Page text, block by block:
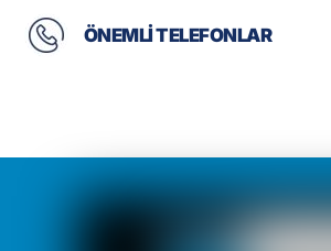
ÖNEMLİ TELEFONLAR